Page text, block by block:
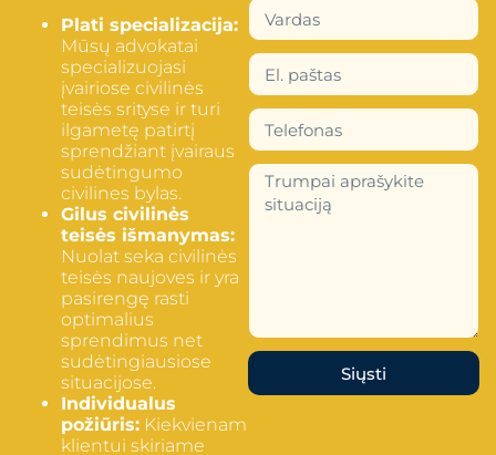
Plati specializacija:
Mūsų advokatai
specializuojasi
įvairiose civilinės
teisės srityse ir turi
ilgametę patirtį
sprendžiant įvairaus
sudėtingumo
civilines bylas.
Gilus civilinės
teisės išmanymas:
Nuolat seka civilinės
teisės naujoves ir yra
pasirengę rasti
optimalius
sprendimus net
sudėtingiausiose
situacijose.
Individualus
požiūris: Kiekvienam
klientui skiriame
Siųsti